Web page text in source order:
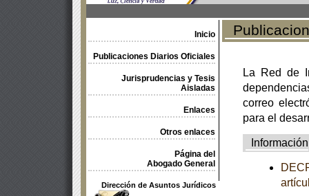
Inicio
Publicaciones Diarios Oficiales
Jurisprudencias y Tesis
Aisladas
Enlaces
Otros enlaces
Página del
Abogado General
Dirección de Asuntos Jurídicos
La Red de
correo
para el
Información